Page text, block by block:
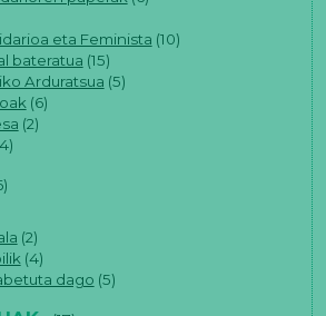
eta Feminista (10)
bateratua (15)
Arduratsua (5)
(6)
(2)
(2)
(4)
dago (5)